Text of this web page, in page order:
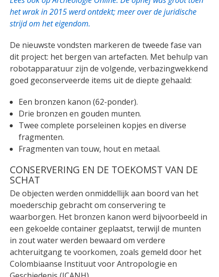
het wrak in 2015 werd ontdekt; meer over de juridische
strijd om het eigendom.
De nieuwste vondsten markeren de tweede fase van
dit project: het bergen van artefacten. Met behulp van
robotapparatuur zijn de volgende, verbazingwekkend
goed geconserveerde items uit de diepte gehaald:
Een bronzen kanon (62-ponder).
Drie bronzen en gouden munten.
Twee complete porseleinen kopjes en diverse
fragmenten.
Fragmenten van touw, hout en metaal.
CONSERVERING EN DE TOEKOMST VAN DE
SCHAT
De objecten werden onmiddellijk aan boord van het
moederschip gebracht om conservering te
waarborgen. Het bronzen kanon werd bijvoorbeeld in
een gekoelde container geplaatst, terwijl de munten
in zout water werden bewaard om verdere
achteruitgang te voorkomen, zoals gemeld door het
Colombiaanse Instituut voor Antropologie en